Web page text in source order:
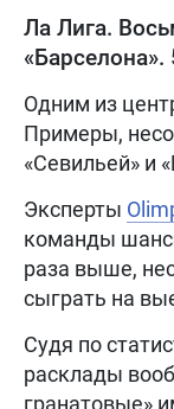
Ла Лига.
Одним из
Примеры,
«Севильей» и
Эксперты
команды
раза выше,
сыграть на
Судя по
расклады